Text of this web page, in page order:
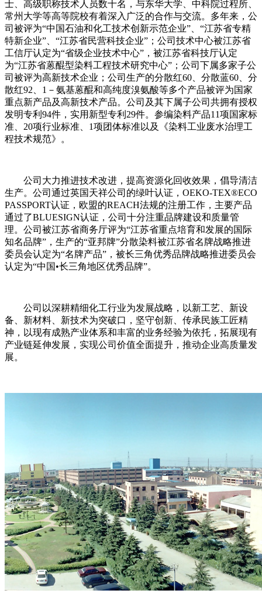
士、高级职称技术人员数十名，与东华大学、中科院过程所、
常州大学等高等院校有着深入广泛的合作与交流。多年来，公
司被评为“中国石油和化工技术创新示范企业”、“江苏省专精
特新企业”、“江苏省民营科技企业”；公司技术中心被江苏省
工信厅认定为“省级企业技术中心”，被江苏省科技厅认定
为“江苏省蒽醌型染料工程技术研究中心”；公司下属多家子公
司被评为高新技术企业；公司生产的分散红60、分散蓝60、分
散红92、1－氨基蒽醌和高纯度溴氨酸等多个产品被评为国家
重点新产品及高新技术产品。公司及其下属子公司共拥有授权
发明专利94件，实用新型专利29件。参编染料产品11项国家标
准、20项行业标准、1项团体标准以及《染料工业废水治理工
程技术规范》。
公司大力推进技术改进，提高资源化回收效果，倡导清洁
生产。公司通过英国天祥公司的绿叶认证，OEKO-TEX®ECO
PASSPORT认证，欧盟的REACH法规的注册工作，主要产品
通过了BLUESIGN认证，公司十分注重品牌建设和质量管
理。公司被江苏省商务厅评为“江苏省重点培育和发展的国际
知名品牌”，生产的“亚邦牌”分散染料被江苏省名牌战略推进
委员会认定为“名牌产品”，被长三角优秀品牌战略推进委员会
认定为“中国•长三角地区优秀品牌”。
公司以深耕精细化工行业为发展战略，以新工艺、新设
备、新材料、新技术为突破口，坚守创新、传承民族工匠精
神，以现有成熟产业体系和丰富的业务经验为依托，拓展现有
产业链延伸发展，实现公司价值全面提升，推动企业高质量发
展。